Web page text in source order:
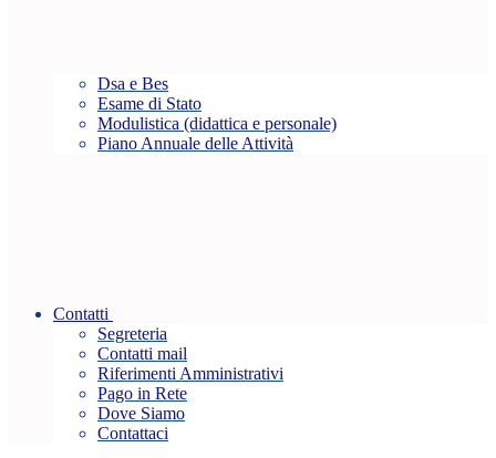
Dsa e Bes
Esame di Stato
Modulistica (didattica e personale)
Piano Annuale delle Attività
Contatti
Segreteria
Contatti mail
Riferimenti Amministrativi
Pago in Rete
Dove Siamo
Contattaci